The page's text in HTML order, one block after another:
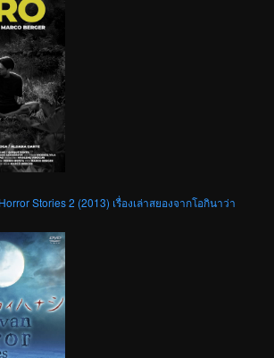
Stories 2 (2013) เรื่องเล่าสยองจากโอกินาว่า